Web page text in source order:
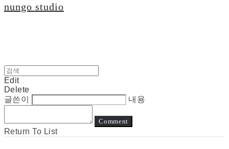
nungo studio
Edit
Delete
글쓴이
내용
Comment
Return To List